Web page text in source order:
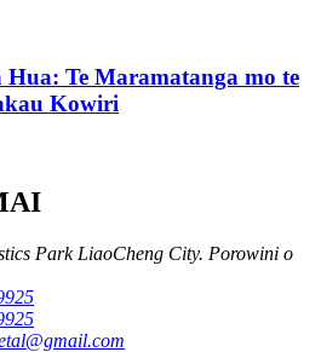
Te Maramatanga mo te
Kowiri
Park LiaoCheng City. Porowini o